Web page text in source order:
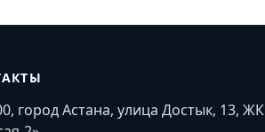
город Астана, улица Достык, 13, ЖК